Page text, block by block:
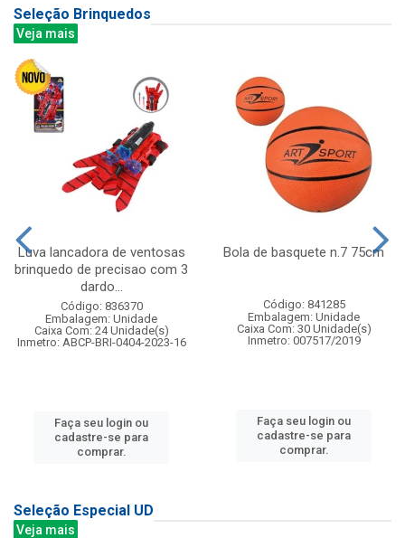
Seleção Brinquedos
Veja mais
Luva lancadora de ventosas
brinquedo de precisao com 3
dardo...
Código: 836370
Embalagem: Unidade
Caixa Com: 24 Unidade(s)
Inmetro: ABCP-BRI-0404-2023-16
Faça seu login ou
cadastre-se para
comprar.
Bola de basquete n.7 75cm
Código: 841285
Embalagem: Unidade
Caixa Com: 30 Unidade(s)
Inmetro: 007517/2019
Faça seu login ou
cadastre-se para
comprar.
Seleção Especial UD
Veja mais